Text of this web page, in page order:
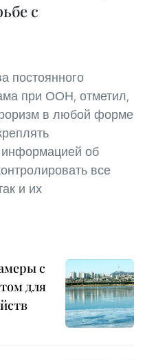
с
постоянного
при ООН, отметил,
в любой форме
информацией об
все
и их
с
для